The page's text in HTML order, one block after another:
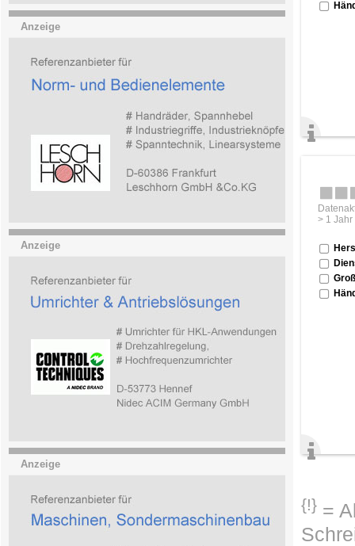
Anzeige
Anzeige
Anzeige
> 1 Jahr
{!} =